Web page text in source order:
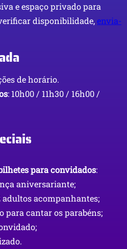
e espaço privado para
disponibilidade,envia-
de horário.
: 10h00 / 11h30 / 16h00 /
para convidados:
aniversariante;
adultos acompanhantes;
para cantar os parabéns;